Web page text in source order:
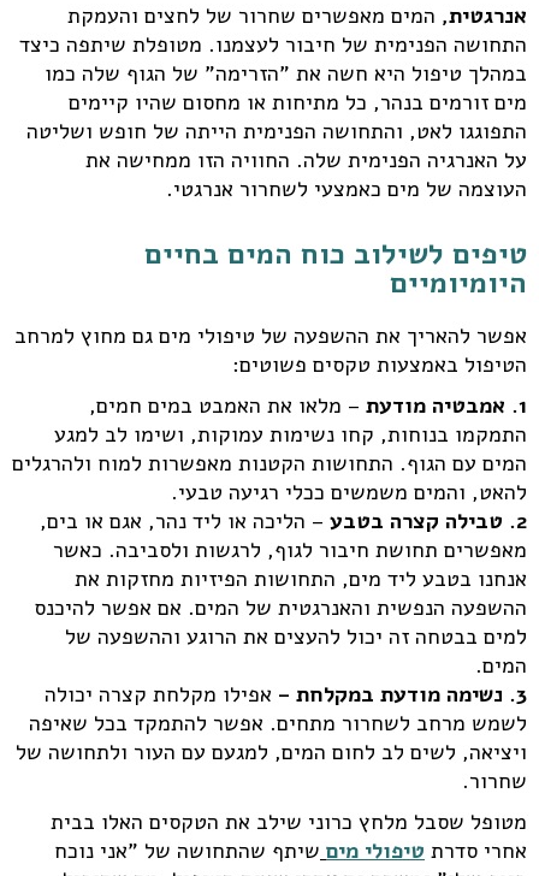
אנרגטית, המים מאפשרים שחרור של לחצים והעמקת
התחושה הפנימית של חיבור לעצמנו. מטופלת שיתפה כיצד
במהלך טיפול היא חשה את "הזרימה" של הגוף שלה כמו
מים זורמים בנהר, כל מתיחות או מחסום שהיו קיימים
התפוגגו לאט, והתחושה הפנימית הייתה של חופש ושליטה
על האנרגיה הפנימית שלה. החוויה הזו ממחישה את
העוצמה של מים כאמצעי לשחרור אנרגטי.
טיפים לשילוב כוח המים בחיים
היומיומיים
אפשר להאריך את ההשפעה של טיפולי מים גם מחוץ למרחב
הטיפול באמצעות טקסים פשוטים:
1. אמבטיה מודעת – מלאו את האמבט במים חמים,
התמקמו בנוחות, קחו נשימות עמוקות, ושימו לב למגע
המים עם הגוף. התחושות הקטנות מאפשרות למוח ולהרגלים
להאט, והמים משמשים ככלי רגיעה טבעי.
2. טבילה קצרה בטבע
– הליכה או ליד נהר, אגם או בים,
מאפשרים תחושת חיבור לגוף, לרגשות ולסביבה. כאשר
אנחנו בטבע ליד מים, התחושות הפיזיות מחזקות את
ההשפעה הנפשית והאנרגטית של המים. אם אפשר להיכנס
למים בבטחה זה יכול להעצים את הרוגע וההשפעה של
המים.
3. נשימה מודעת במקלחת –
אפילו מקלחת קצרה יכולה
לשמש מרחב לשחרור מתחים. אפשר להתמקד בכל שאיפה
ויציאה, לשים לב לחום המים, למגעם עם העור ולתחושה של
שחרור.
מטופל שסבל מלחץ כרוני שילב את הטקסים האלו בבית
אחרי סדרת טיפולי מים שיתף שהתחושה של "אני נוכח